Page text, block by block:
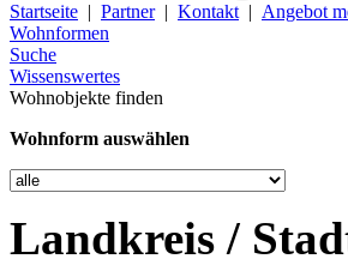
Startseite | Partner| Kontakt | Angebot
Wohnformen
Suche
Wissenswertes
Wohnobjekte finden
Wohnform auswählen
Landkreis /